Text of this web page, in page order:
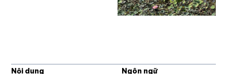
Nội dung Ngôn ngữ